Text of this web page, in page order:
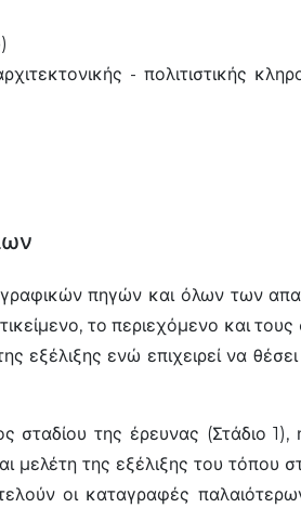
- πολιτιστικής
πηγών και όλων των
το περιεχόμενο και
εξέλιξης ενώ επιχειρεί να
σταδίου της έρευνας (Στάδιο 1),
μελέτη της εξέλιξης του τόπου
οι καταγραφές